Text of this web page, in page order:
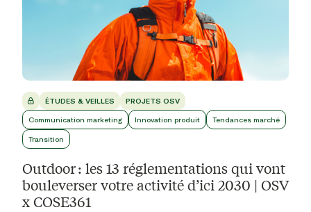
ÉTUDES & VEILLES PROJETS OSV
Communication marketing Innovation produit Tendances marché
Transition
Outdoor : les 13 réglementations qui vont
bouleverser votre activité d’ici 2030 | OSV
x COSE361